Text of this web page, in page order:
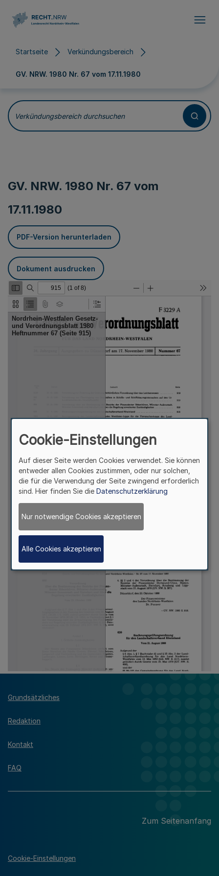
Startseite Verkündungsbereich
GV. NRW. 1980 Nr. 67 vom 17.11.1980
Verkündungsbereich durchsuchen
GV. NRW. 1980 Nr. 67 vom
17.11.1980
PDF-Version herunterladen
Dokument ausdrucken
Grundsätzliches
Redaktion
Kontakt
FAQ
Zum Seitenanfang
Cookie-Einstellungen
Cookie-Einstellungen
Auf dieser Seite werden Cookies verwendet. Sie können
entweder allen Cookies zustimmen, oder nur solchen,
die für die Verwendung der Seite zwingend erforderlich
sind. Hier finden Sie die Datenschutzerklärung
Nur notwendige Cookies akzeptieren
Alle Cookies akzeptieren